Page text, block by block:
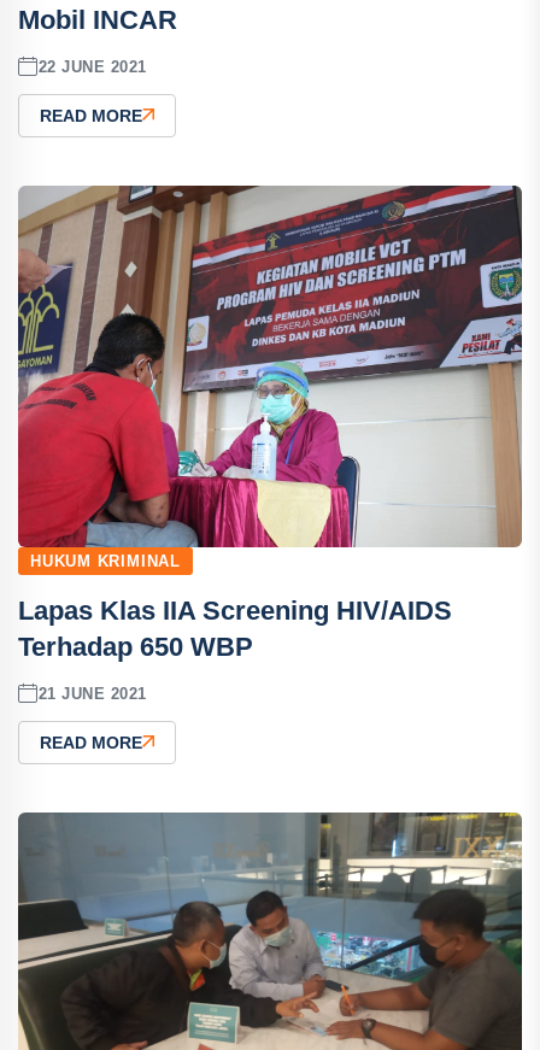
Mobil INCAR
22 JUNE 2021
READ MORE
HUKUM KRIMINAL
Lapas Klas IIA Screening HIV/AIDS
Terhadap 650 WBP
21 JUNE 2021
READ MORE